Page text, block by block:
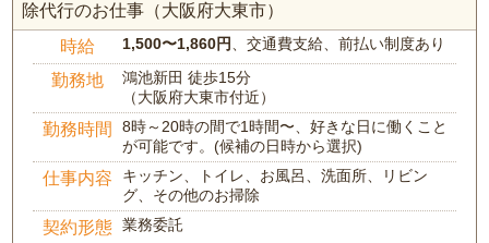
除代行のお仕事（大阪府大東市）
時給 1,500〜1,860円 、交通費支給、前払い制度あり
勤務地
鴻池新田 徒歩15分
（大阪府大東市付近）
勤務時間
8時～20時の間で1時間〜、好きな日に働くこと
が可能です。(候補の日時から選択)
仕事内容
キッチン、トイレ、お風呂、洗面所、リビン
グ、その他のお掃除
契約形態 業務委託